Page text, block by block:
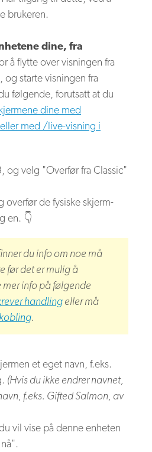
brukeren.
dine, fra
å flytte over visningen fra
og starte visningen fra
følgende, forutsatt at du
dine med
med /live-visning i
og velg "Overfør fra Classic"
overfør de fysiske skjerm-
en. 👇
du info om noe må
før det er mulig å
mer info på følgende
handlingeller må
.
et eget navn, f.eks.
(Hvis du ikke endrer navnet,
f.eks. Gifted Salmon, av
vil vise på denne enheten